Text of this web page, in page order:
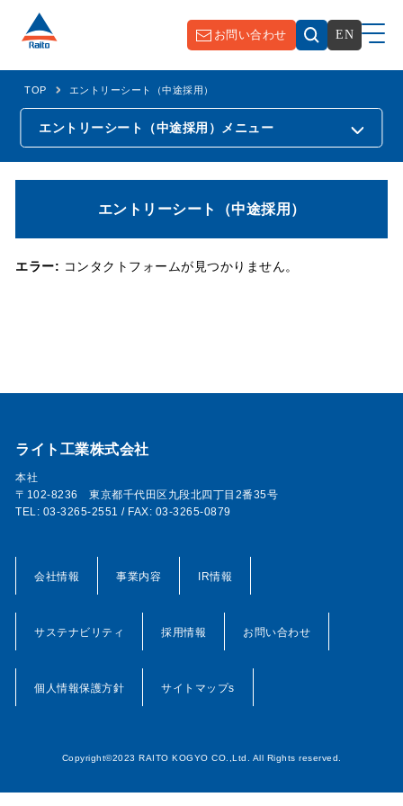
お問い合わせ EN
TOP エントリーシート（中途採用）
エントリーシート（中途採用） メニュー
エントリーシート（中途採用）
エラー: コンタクトフォームが見つかりません。
ライト工業株式会社
本社
〒102-8236 東京都千代田区九段北四丁目2番35号
TEL: 03-3265-2551 / FAX: 03-3265-0879
会社情報 事業内容 IR情報
サステナビリティ 採用情報 お問い合わせ
個人情報保護方針 サイトマップs
Copyright©2023 RAITO KOGYO CO.,Ltd. All Rights reserved.